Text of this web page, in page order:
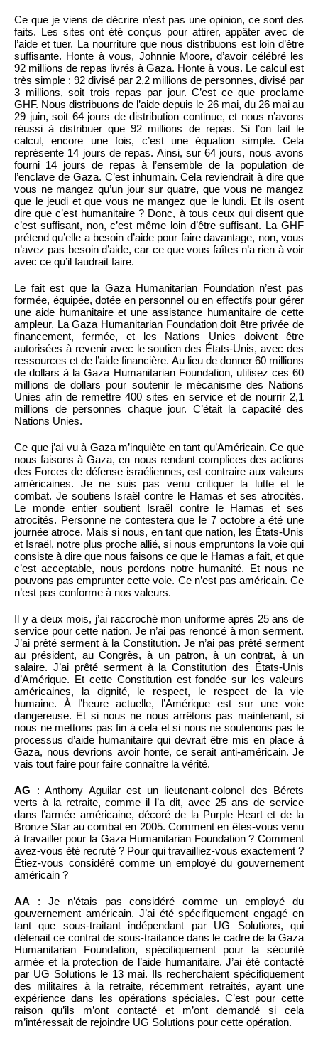
Ce que je viens de décrire n’est pas une opinion, ce sont des
faits. Les sites ont été conçus pour attirer, appâter avec de
l’aide et tuer. La nourriture que nous distribuons est loin d’être
suffisante. Honte à vous, Johnnie Moore, d’avoir célébré les
92 millions de repas livrés à Gaza. Honte à vous. Le calcul est
très simple : 92 divisé par 2,2 millions de personnes, divisé par
3 millions, soit trois repas par jour. C’est ce que proclame
GHF. Nous distribuons de l’aide depuis le 26 mai, du 26 mai au
29 juin, soit 64 jours de distribution continue, et nous n’avons
réussi à distribuer que 92 millions de repas. Si l’on fait le
calcul, encore une fois, c’est une équation simple. Cela
représente 14 jours de repas. Ainsi, sur 64 jours, nous avons
fourni 14 jours de repas à l’ensemble de la population de
l’enclave de Gaza. C’est inhumain. Cela reviendrait à dire que
vous ne mangez qu’un jour sur quatre, que vous ne mangez
que le jeudi et que vous ne mangez que le lundi. Et ils osent
dire que c’est humanitaire ? Donc, à tous ceux qui disent que
c’est suffisant, non, c’est même loin d’être suffisant. La GHF
prétend qu’elle a besoin d’aide pour faire davantage, non, vous
n’avez pas besoin d’aide, car ce que vous faîtes n’a rien à voir
avec ce qu’il faudrait faire.
Le fait est que la Gaza Humanitarian Foundation n’est pas
formée, équipée, dotée en personnel ou en effectifs pour gérer
une aide humanitaire et une assistance humanitaire de cette
ampleur. La Gaza Humanitarian Foundation doit être privée de
financement, fermée, et les Nations Unies doivent être
autorisées à revenir avec le soutien des États-Unis, avec des
ressources et de l’aide financière. Au lieu de donner 60 millions
de dollars à la Gaza Humanitarian Foundation, utilisez ces 60
millions de dollars pour soutenir le mécanisme des Nations
Unies afin de remettre 400 sites en service et de nourrir 2,1
millions de personnes chaque jour. C’était la capacité des
Nations Unies.
Ce que j’ai vu à Gaza m’inquiète en tant qu’Américain. Ce que
nous faisons à Gaza, en nous rendant complices des actions
des Forces de défense israéliennes, est contraire aux valeurs
américaines. Je ne suis pas venu critiquer la lutte et le
combat. Je soutiens Israël contre le Hamas et ses atrocités.
Le monde entier soutient Israël contre le Hamas et ses
atrocités. Personne ne contestera que le 7 octobre a été une
journée atroce. Mais si nous, en tant que nation, les États-Unis
et Israël, notre plus proche allié, si nous empruntons la voie qui
consiste à dire que nous faisons ce que le Hamas a fait, et que
c’est acceptable, nous perdons notre humanité. Et nous ne
pouvons pas emprunter cette voie. Ce n’est pas américain. Ce
n’est pas conforme à nos valeurs.
Il y a deux mois, j’ai raccroché mon uniforme après 25 ans de
service pour cette nation. Je n’ai pas renoncé à mon serment.
J’ai prêté serment à la Constitution. Je n’ai pas prêté serment
au président, au Congrès, à un patron, à un contrat, à un
salaire. J’ai prêté serment à la Constitution des États-Unis
d’Amérique. Et cette Constitution est fondée sur les valeurs
américaines, la dignité, le respect, le respect de la vie
humaine. À l’heure actuelle, l’Amérique est sur une voie
dangereuse. Et si nous ne nous arrêtons pas maintenant, si
nous ne mettons pas fin à cela et si nous ne soutenons pas le
processus d’aide humanitaire qui devrait être mis en place à
Gaza, nous devrions avoir honte, ce serait anti-américain. Je
vais tout faire pour faire connaître la vérité.
AG : Anthony Aguilar est un lieutenant-colonel des Bérets
verts à la retraite, comme il l’a dit, avec 25 ans de service
dans l’armée américaine, décoré de la Purple Heart et de la
Bronze Star au combat en 2005. Comment en êtes-vous venu
à travailler pour la Gaza Humanitarian Foundation ? Comment
avez-vous été recruté ? Pour qui travailliez-vous exactement ?
Êtiez-vous considéré comme un employé du gouvernement
américain ?
AA : Je n’étais pas considéré comme un employé du
gouvernement américain. J’ai été spécifiquement engagé en
tant que sous-traitant indépendant par UG Solutions, qui
détenait ce contrat de sous-traitance dans le cadre de la Gaza
Humanitarian Foundation, spécifiquement pour la sécurité
armée et la protection de l’aide humanitaire. J’ai été contacté
par UG Solutions le 13 mai. Ils recherchaient spécifiquement
des militaires à la retraite, récemment retraités, ayant une
expérience dans les opérations spéciales. C’est pour cette
raison qu’ils m’ont contacté et m’ont demandé si cela
m’intéressait de rejoindre UG Solutions pour cette opération.